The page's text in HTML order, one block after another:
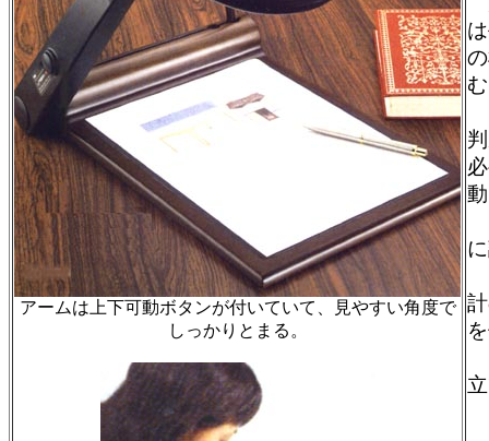
アームは上下可動ボタンが付いていて、見やすい角度で
しっかりとまる。